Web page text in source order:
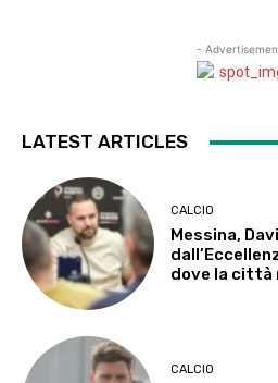
-
LATEST ARTICLES
CALCIO
Messina,
dove la città
CALCIO